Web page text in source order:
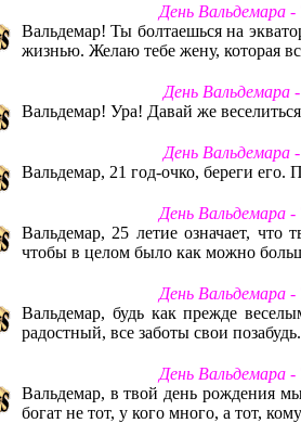
День Вальдемара
Вальдемар! Ты болтаешься на
жизнью. Желаю тебе жену, которая
День Вальдемара
Вальдемар! Ура! Давай же
День Вальдемара
Вальдемар, 21 год-очко, береги его.
День Вальдемара
Вальдемар, 25 летие означает,
чтобы в целом было как можно
День Вальдемара
Вальдемар, будь как прежде
радостный, все заботы свои позабудь.
День Вальдемара
Вальдемар, в твой день рождения
богат не тот, у кого много, а тот,